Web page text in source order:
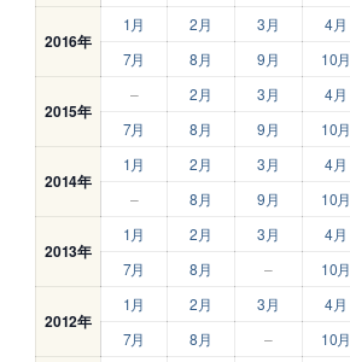
2016年
1月 2月 3月 4月
7月
8月 9月 10月
2015年
– 2月 3月 4月
7月
8月 9月 10月
2014年
1月 2月 3月 4月
–
8月 9月 10月
2013年
1月 2月 3月 4月
7月
8月 – 10月
2012年
1月 2月 3月 4月
7月
8月 – 10月